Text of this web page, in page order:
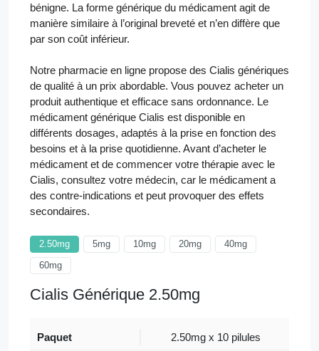
bénigne. La forme générique du médicament agit de
manière similaire à l’original breveté et n’en diffère que
par son coût inférieur.
Notre pharmacie en ligne propose des Cialis génériques
de qualité à un prix abordable. Vous pouvez acheter un
produit authentique et efficace sans ordonnance. Le
médicament générique Cialis est disponible en
différents dosages, adaptés à la prise en fonction des
besoins et à la prise quotidienne. Avant d’acheter le
médicament et de commencer votre thérapie avec le
Cialis, consultez votre médecin, car le médicament a
des contre-indications et peut provoquer des effets
secondaires.
2.50mg 5mg 10mg 20mg
40mg
60mg
Cialis Générique 2.50mg
2.50mg x 10 pilules